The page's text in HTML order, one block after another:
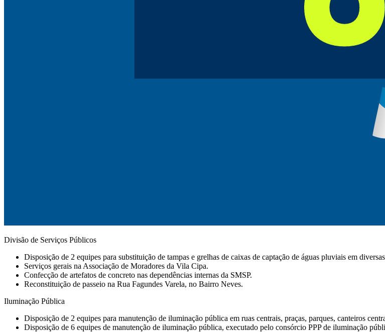
Divisão de Serviços Públicos
Disposição de 2 equipes para substituição de tampas e grelhas de caixas de captação de águas pluviais em
⁠Serviços gerais na Associação de Moradores da Vila Cipa.
Confecção de artefatos de concreto nas dependências internas da SMSP.
Reconstituição de passeio na Rua Fagundes Varela, no Bairro Neves.
Iluminação Pública
Disposição de 2 equipes para manutenção de iluminação pública em ruas centrais, praças, parques, canteiros
Disposição de 6 equipes de manutenção de iluminação pública, executado pelo consórcio PPP de iluminação